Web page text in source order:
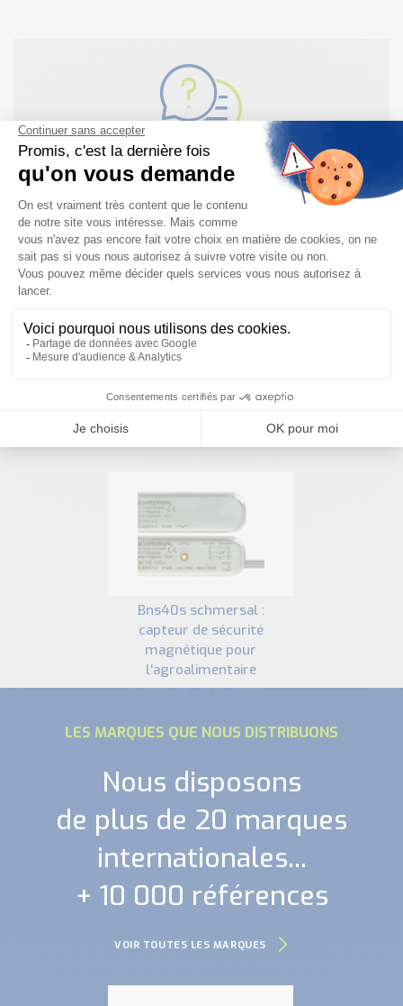
Besoin d'aide pour choisir votre
produit ?
Nous sommes à votre disposition pour définir
votre projet
NOUS CONTACTER
PRODUITS SIMILAIRES
bns40s schmersal :
capteur de sécurité
magnétique pour
l'agroalimentaire
LES MARQUES QUE NOUS DISTRIBUONS
Nous disposons
de plus de 20 marques
internationales...
+ 10 000 références
VOIR TOUTES LES MARQUES